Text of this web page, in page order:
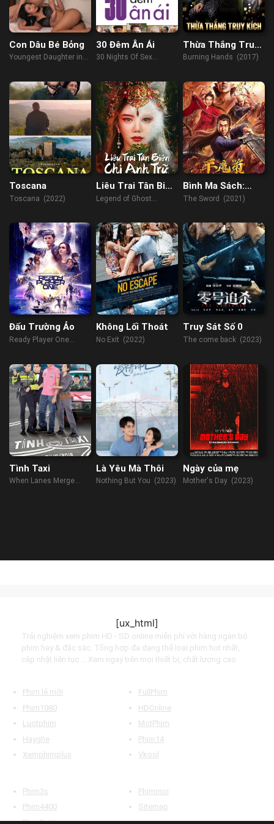
Con Dâu Bé Bỏng
Youngest Daughter in
30 Đêm Ân Ái
30 Nights Of Sex
Thừa Thắng Truy
Kích
Burning Hands (2017)
Toscana
Toscana (2022)
Liêu Trai Tân Biên
Chi Anh Trữ
Legend of Ghost
Bình Ma Sách:
Hồng Nhan
The Sword (2021)
Đấu Trường Ảo
Ready Player One
Không Lối Thoát
No Exit (2022)
Truy Sát Số 0
The come back (2023)
Tình Taxi
When Lanes Merge
Là Yêu Mà Thôi
Nothing But You (2023)
Ngày của mẹ
Mother's Day (2023)